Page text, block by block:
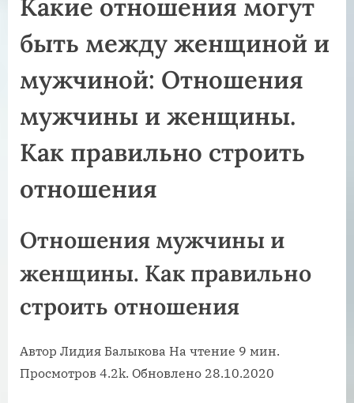
Какие отношения могут
быть между женщиной и
мужчиной: Отношения
мужчины и женщины.
Как правильно строить
отношения
Отношения мужчины и
женщины. Как правильно
строить отношения
Автор Лидия Балыкова На чтение 9 мин.
Просмотров 4.2k. Обновлено 28.10.2020